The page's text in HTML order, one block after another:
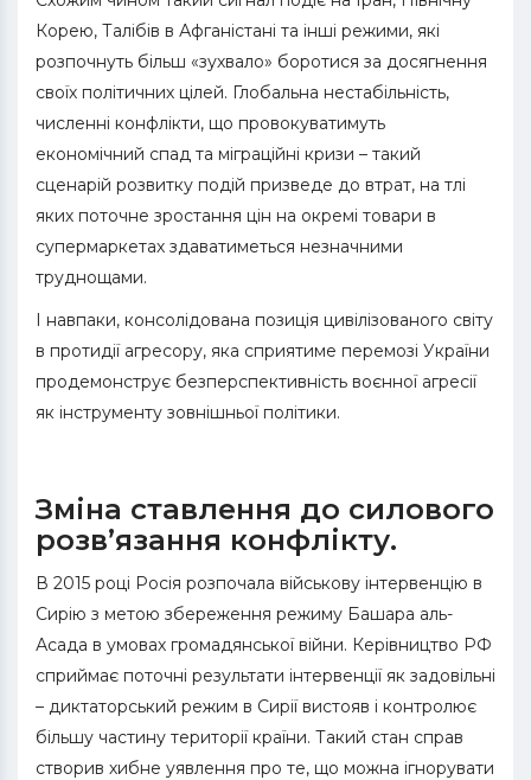
Корею, Талібів в Афганістані та інші режими, які
розпочнуть більш «зухвало» боротися за досягнення
своїх політичних цілей. Глобальна нестабільність,
численні конфлікти, що провокуватимуть
економічний спад та міграційні кризи – такий
сценарій розвитку подій призведе до втрат, на тлі
яких поточне зростання цін на окремі товари в
супермаркетах здаватиметься незначними
труднощами.
І навпаки, консолідована позиція цивілізованого світу
в протидії агресору, яка сприятиме перемозі України
продемонструє безперспективність воєнної агресії
як інструменту зовнішньої політики.
Зміна ставлення до силового
розв’язання конфлікту.
В 2015 році Росія розпочала військову інтервенцію в
Сирію з метою збереження режиму Башара аль-
Асада в умовах громадянської війни. Керівництво РФ
сприймає поточні результати інтервенції як задовільні
– диктаторський режим в Сирії вистояв і контролює
більшу частину території країни. Такий стан справ
створив хибне уявлення про те, що можна ігнорувати